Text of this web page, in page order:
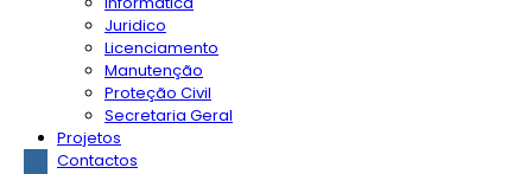
Juridico
Licenciamento
Manutenção
Proteção Civil
Secretaria Geral
Projetos
Contactos